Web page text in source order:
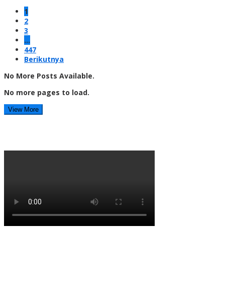
1
2
3
…
447
Berikutnya
No More Posts Available.
No more pages to load.
View More